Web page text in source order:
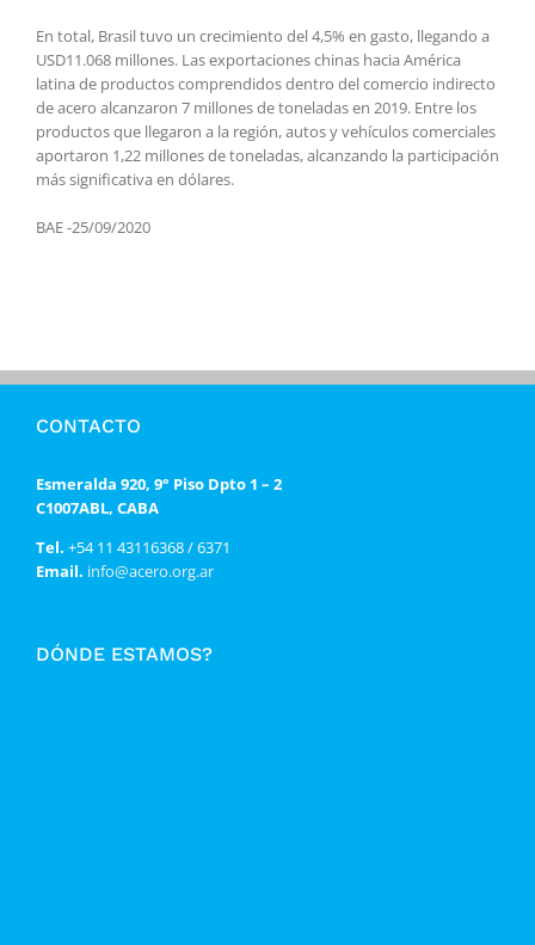
En total, Brasil tuvo un crecimiento del 4,5% en gasto, llegando a
USD11.068 millones. Las exportaciones chinas hacia América
latina de productos comprendidos dentro del comercio indirecto
de acero alcanzaron 7 millones de toneladas en 2019. Entre los
productos que llegaron a la región, autos y vehículos comerciales
aportaron 1,22 millones de toneladas, alcanzando la participación
más significativa en dólares.
BAE -25/09/2020
CONTACTO
Esmeralda 920, 9° Piso Dpto 1 – 2
C1007ABL, CABA
Tel. +54 11 43116368 / 6371
Email. info@acero.org.ar
DÓNDE ESTAMOS?